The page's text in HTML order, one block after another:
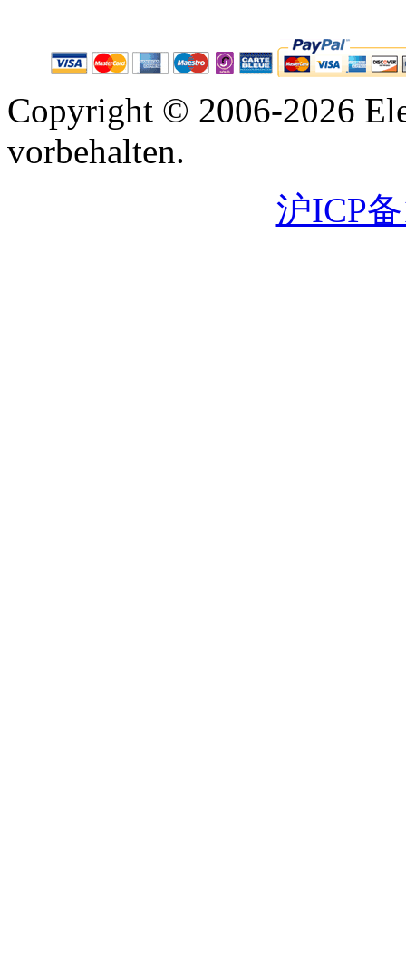
Copyright © 2006-2026
vorbehalten.
沪ICP